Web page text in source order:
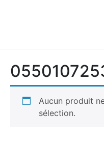
Aucun produit
sélection.